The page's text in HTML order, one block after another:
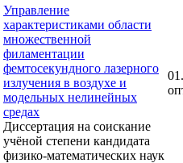
Управление
характеристиками области
множественной
филаментации
фемтосекундного лазерного
излучения в воздухе и
модельных нелинейных
средах
Диссертация на соискание
учёной степени кандидата
физико-математических наук